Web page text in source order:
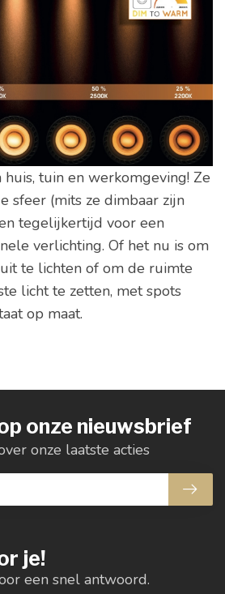
huis, tuin en werkomgeving! Ze
sfeer (mits ze dimbaar zijn
tegelijkertijd voor een
verlichting. Of het nu is om
te lichten of om de ruimte
licht te zetten, met spots
op maat.
je!
een snel antwoord.
onze nieuwsbrief
onze laatste acties